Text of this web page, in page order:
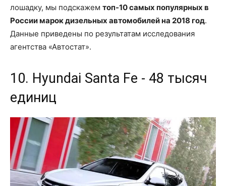
лошадку, мы подскажем топ-10 самых популярных в
России марок дизельных автомобилей на 2018 год.
Данные приведены по результатам исследования
агентства «Автостат».
10. Hyundai Santa Fe - 48 тысяч
единиц